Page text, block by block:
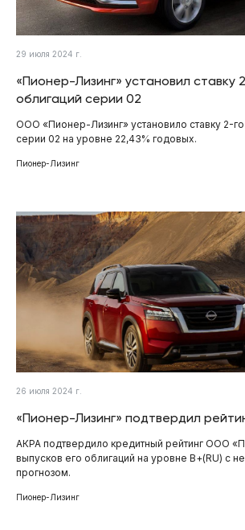
29 июля 2024 г.
«Пионер-Лизинг» установил ставку
облигаций серии 02
ООО «Пионер-Лизинг» установило ставку 2-го
серии 02 на уровне 22,43% годовых.
Пионер-Лизинг
26 июля 2024 г.
«Пионер-Лизинг» подтвердил
АКРА подтвердило кредитный рейтинг ООО
выпусков его облигаций на уровне В+(RU) с
прогнозом.
Пионер-Лизинг